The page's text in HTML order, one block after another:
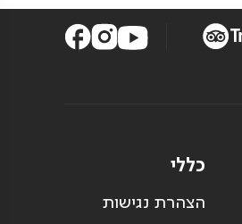
כללי
הצהרת נגישות